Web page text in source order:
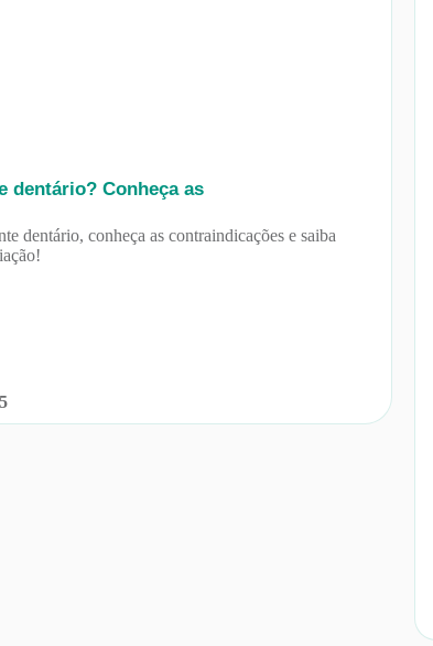
dentário? Conheça as
dentário, conheça as contraindicações e saiba
5